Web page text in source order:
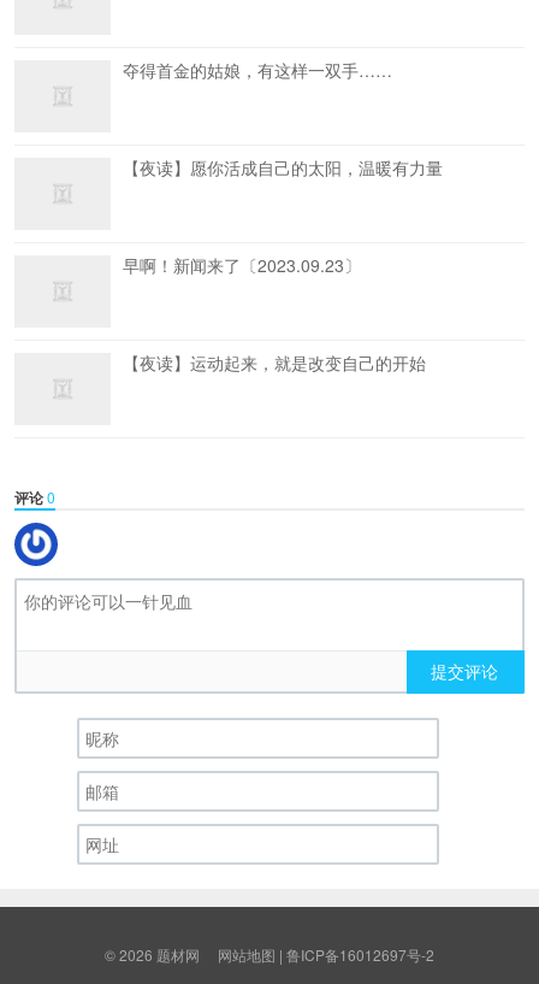
夺得首金的姑娘，有这样一双手……
【夜读】愿你活成自己的太阳，温暖有力量
早啊！新闻来了〔2023.09.23〕
【夜读】运动起来，就是改变自己的开始
评论0
提交评论
© 2026 题材网 网站地图 | 鲁ICP备16012697号-2